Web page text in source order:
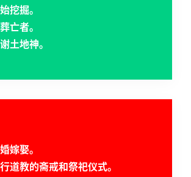
挖掘。
亡者。
土地神。
嫁娶。
道教的斋戒和祭祀仪式。